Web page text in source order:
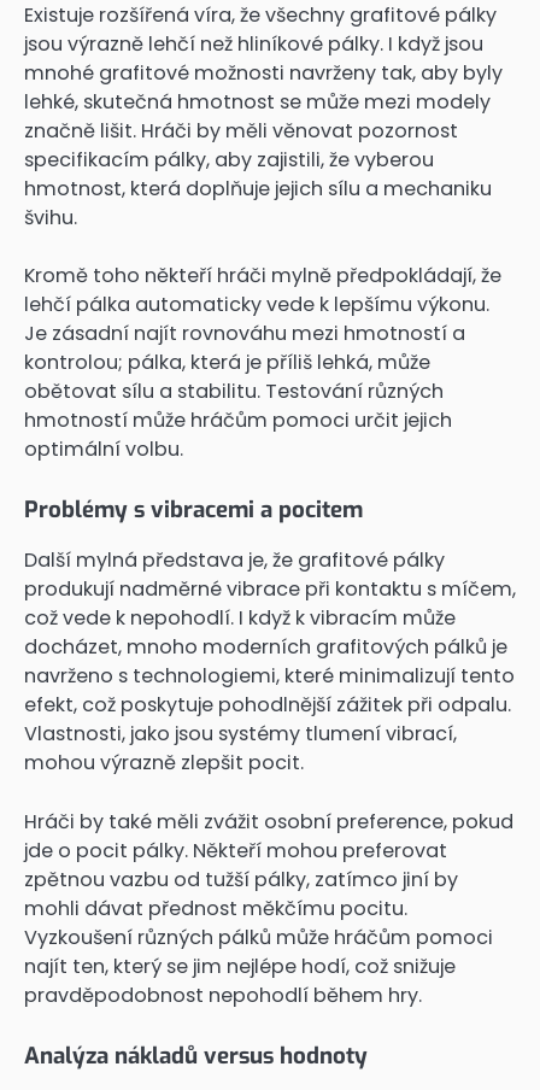
Existuje rozšířená víra, že všechny grafitové pálky
jsou výrazně lehčí než hliníkové pálky. I když jsou
mnohé grafitové možnosti navrženy tak, aby byly
lehké, skutečná hmotnost se může mezi modely
značně lišit. Hráči by měli věnovat pozornost
specifikacím pálky, aby zajistili, že vyberou
hmotnost, která doplňuje jejich sílu a mechaniku
švihu.
Kromě toho někteří hráči mylně předpokládají, že
lehčí pálka automaticky vede k lepšímu výkonu.
Je zásadní najít rovnováhu mezi hmotností a
kontrolou; pálka, která je příliš lehká, může
obětovat sílu a stabilitu. Testování různých
hmotností může hráčům pomoci určit jejich
optimální volbu.
Problémy s vibracemi a pocitem
Další mylná představa je, že grafitové pálky
produkují nadměrné vibrace při kontaktu s míčem,
což vede k nepohodlí. I když k vibracím může
docházet, mnoho moderních grafitových pálků je
navrženo s technologiemi, které minimalizují tento
efekt, což poskytuje pohodlnější zážitek při odpalu.
Vlastnosti, jako jsou systémy tlumení vibrací,
mohou výrazně zlepšit pocit.
Hráči by také měli zvážit osobní preference, pokud
jde o pocit pálky. Někteří mohou preferovat
zpětnou vazbu od tužší pálky, zatímco jiní by
mohli dávat přednost měkčímu pocitu.
Vyzkoušení různých pálků může hráčům pomoci
najít ten, který se jim nejlépe hodí, což snižuje
pravděpodobnost nepohodlí během hry.
Analýza nákladů versus hodnoty